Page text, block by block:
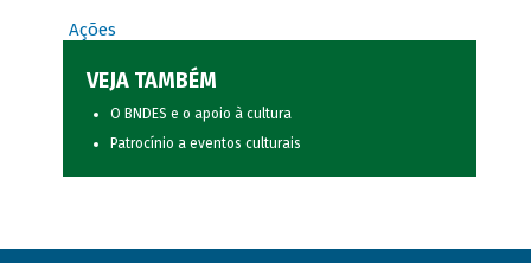
Ações
VEJA TAMBÉM
O BNDES e o apoio à cultura
Patrocínio a eventos culturais